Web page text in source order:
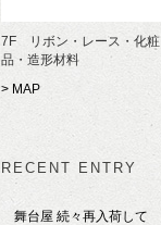
7F リボン・レース・化粧
品・造形材料
> MAP
RECENT ENTRY
舞台屋 続々再入荷して